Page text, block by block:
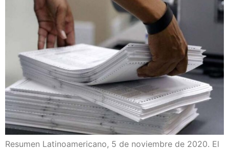
Resu­men Lati­no­ame­ri­cano, 5 de noviem­bre de 2020. El